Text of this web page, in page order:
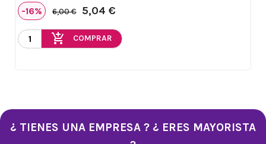
-16% 6,00 € 5,04 €
add_shopping_cart COMPRAR
¿ TIENES UNA EMPRESA ? ¿ ERES MAYORISTA